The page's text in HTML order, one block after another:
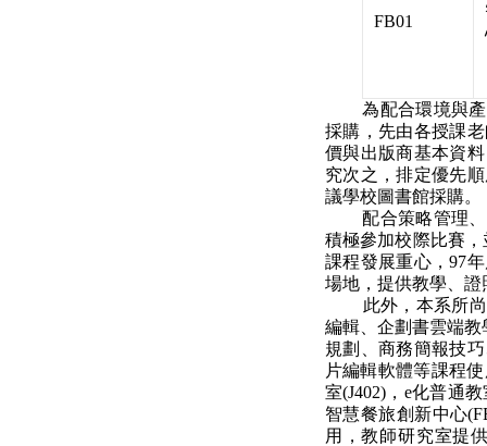
FB01
為配合環境與
採購，先由各授課
價與出版商基本資
究次之，排定優先
議學校圖書館採購。
配合策略管理、
積極參加校際比賽
課程發展重心，97
場地，提供教學、
此外，本系所尚有
編輯、企劃書雲端教
規劃、商務簡報技
片編輯軟體等課程
室(J402)，e化普通
智慧餐旅創新中心
用，教師研究室提